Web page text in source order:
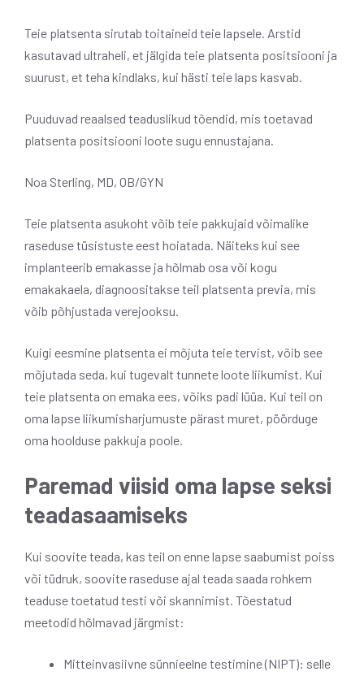
Teie platsenta sirutab toitaineid teie lapsele. Arstid
kasutavad ultraheli, et jälgida teie platsenta positsiooni ja
suurust, et teha kindlaks, kui hästi teie laps kasvab.
Puuduvad reaalsed teaduslikud tõendid, mis toetavad
platsenta positsiooni loote sugu ennustajana.
Noa Sterling, MD, OB/GYN
Teie platsenta asukoht võib teie pakkujaid võimalike
raseduse tüsistuste eest hoiatada. Näiteks kui see
implanteerib emakasse ja hõlmab osa või kogu
emakakaela, diagnoositakse teil platsenta previa, mis
võib põhjustada verejooksu.
Kuigi eesmine platsenta ei mõjuta teie tervist, võib see
mõjutada seda, kui tugevalt tunnete loote liikumist. Kui
teie platsenta on emaka ees, võiks padi lüüa. Kui teil on
oma lapse liikumisharjumuste pärast muret, pöörduge
oma hoolduse pakkuja poole.
Paremad viisid oma lapse seksi
teadasaamiseks
Kui soovite teada, kas teil on enne lapse saabumist poiss
või tüdruk, soovite raseduse ajal teada saada rohkem
teaduse toetatud testi või skannimist. Tõestatud
meetodid hõlmavad järgmist:
Mitteinvasiivne sünnieelne testimine (NIPT): selle